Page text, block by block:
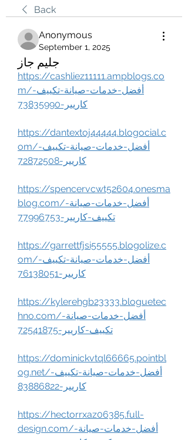
Back
Anonymous
September 1, 2025
جليم جاز
https://cashliez11111.ampblogs.co
m/أفضل-خدمات-صيانة-تكييف-
كاريير-73835990
https://dantextoj44444.blogocial.c
om/أفضل-خدمات-صيانة-تكييف-
كاريير-72872508
https://spencervcwt52604.onesma
blog.com/أفضل-خدمات-صيانة-
تكييف-كاريير-77996753
https://garrettfjsi55555.blogolize.c
om/أفضل-خدمات-صيانة-تكييف-
كاريير-76138051
https://kylerehgb23333.bloguetec
hno.com/أفضل-خدمات-صيانة-
تكييف-كاريير-72541875
https://dominickvtql66665.pointbl
og.net/أفضل-خدمات-صيانة-تكييف-
كاريير-83886822
https://hectorrxaz06385.full-
design.com/أفضل-خدمات-صيانة-